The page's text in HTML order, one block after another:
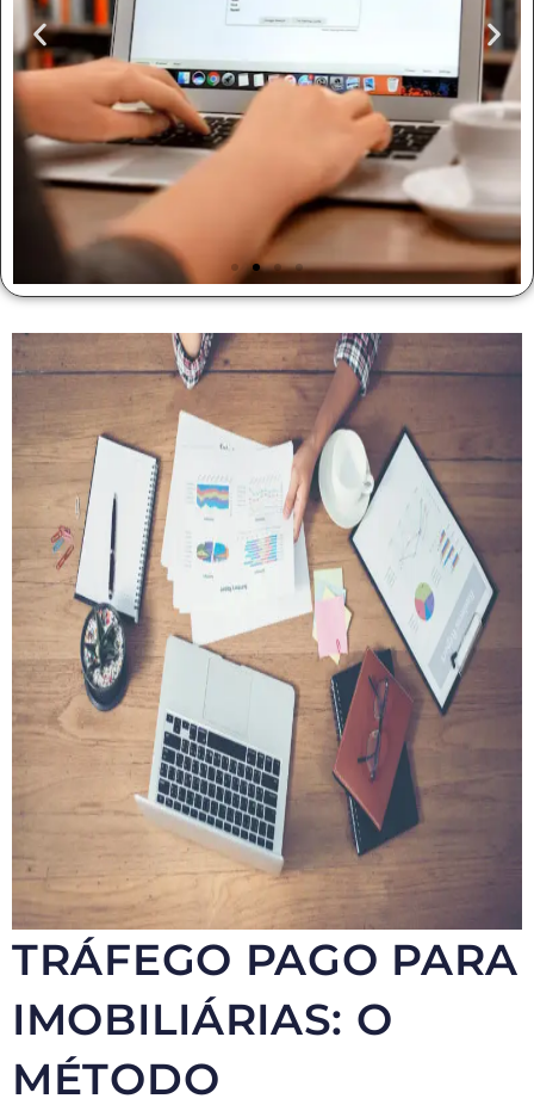
Tráfego Pago
Faça anúncios nas principais plataformas do mercado
TRÁFEGO PAGO PARA
IMOBILIÁRIAS: O
MÉTODO